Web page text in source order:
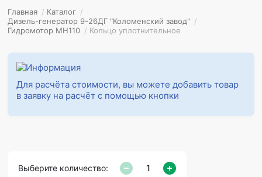
Главная / Каталог /
Дизель-генератор 9-26ДГ "Коломенский завод" /
Гидромотор МН110 / Кольцо уплотнительное
Для расчёта стоимости, вы можете добавить товар
в заявку на расчёт с помощью кнопки
Выберите количество: